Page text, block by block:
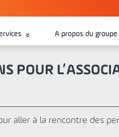
A propos du groupe
POUR
aller à la rencontre des